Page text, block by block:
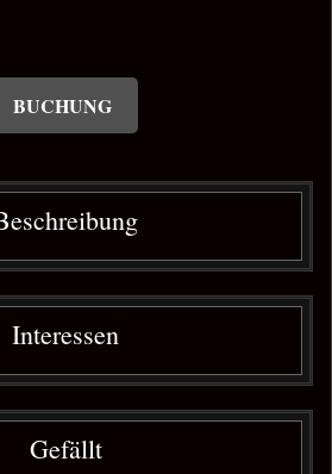
BUCHUNG
Interessen
Gefällt